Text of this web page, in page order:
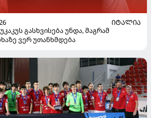
ᲘᲢᲐᲚᲘᲐ
გასხვისება უნდა, მაგრამ
ვერ უთანხმდება